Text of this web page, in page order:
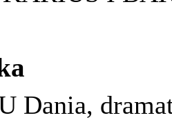
Dania,